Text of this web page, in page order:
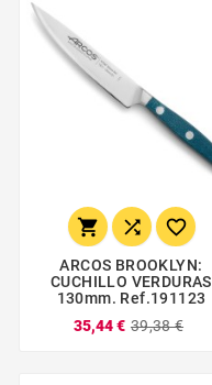
  
ARCOS BROOKLYN:
CUCHILLO VERDURAS
130mm. Ref.191123
35,44 € 39,38 €